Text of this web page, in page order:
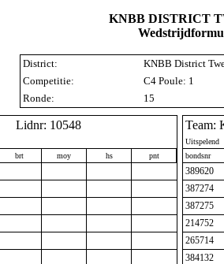
KNBB DISTRICT
District:
KNBB District
Competitie:
C4 Poule: 1
Ronde:
15
Lidnr: 10548
brt moy hs pnt
Team:
Uitspelend
bondsnr
389620
387274
387275
214752
265714
384132